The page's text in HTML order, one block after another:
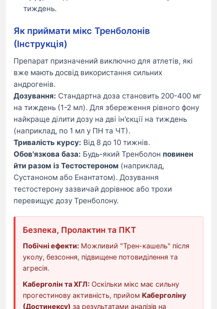
тиждень.
Як приймати мікс Тренболонів
(Інструкція)
Препарат призначений виключно для атлетів, які
вже мають досвід використання сильних
андрогенів.
Дозування: Стандартна доза становить 200-400 мг
на тиждень (1-2 мл). Для збереження рівного фону
найкраще ділити дозу на дві ін'єкції на тиждень
(наприклад, по 1 мл у ПН та ЧТ).
Тривалість курсу: Від 8 до 10 тижнів.
Обов'язкова база: Будь-який Тренболон повинен
йти разом із Тестостероном (наприклад,
Сустаноном або Енантатом). Дозування
тестостерону зазвичай дорівнює або трохи
перевищує дозу Тренболону.
Безпека, Пролактин та ПКТ
Побічні ефекти: Можливий "Трен-кашель" після
уколу, безсоння, підвищене потовиділення та
агресія.
Каберголін та ХГЛ: Оскільки мікс має сильну
прогестинову активність, прийом Каберголіну
(Достинексу) за результатами аналізів на